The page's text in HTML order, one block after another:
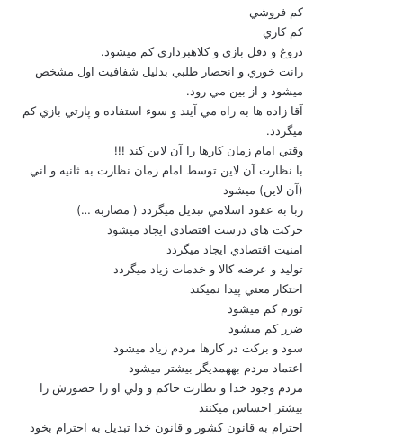
كم فروشي
كم كاري
دروغ و دقل بازي و كلاهبرداري كم مي‏شود.
رانت خوري و انحصار طلبي بدليل شفافيت اول مشخص
مي‏شود و از بين مي رود.
آقا زاده ها به راه مي آيند و سوء استفاده و پارتي بازي كم
مي‏گردد.
وقتي امام زمان كارها را آن لاين كند !!!
با نظارت آن لاين توسط امام زمان نظارت به ثانيه و اني
(آن لاين) مي‏شود
ربا به عقود اسلامي تبديل مي‏گردد ( مضاربه …)
حركت هاي درست اقتصادي ايجاد مي‏شود
امنيت اقتصادي ايجاد مي‏گردد
توليد و عرضه كالا و خدمات زياد مي‏گردد
احتكار معني پيدا نمي‏كند
تورم كم مي‏شود
ضرر كم مي‏شود
سود و بركت در كارها مردم زياد مي‏شود
اعتماد مردم به‏همديگر بيشتر مي‏شود
مردم وجود خدا و نظارت حاكم و ولي او را حضورش را
بيشتر احساس مي‏كنند
احترام به قانون كشور و قانون خدا تبديل به احترام بخود